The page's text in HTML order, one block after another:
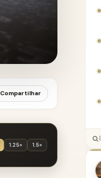
Compartilhar
1.25× 1.5×